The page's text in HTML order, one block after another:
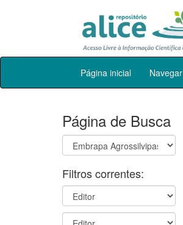
Skip
Página inicial Navegar
Página de Busca
Filtros correntes: